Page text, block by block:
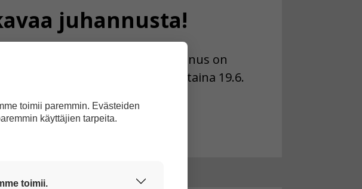
juhannusta!
vietetään juhannusta. Juhannus on
ja yöttömän yön juhla. Perjantaina 19.6.
toimii paremmin. Evästeiden
käyttäjien tarpeita.
toimii.